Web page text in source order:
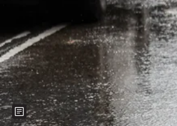
Zeigt weitere Informationen zum Bild